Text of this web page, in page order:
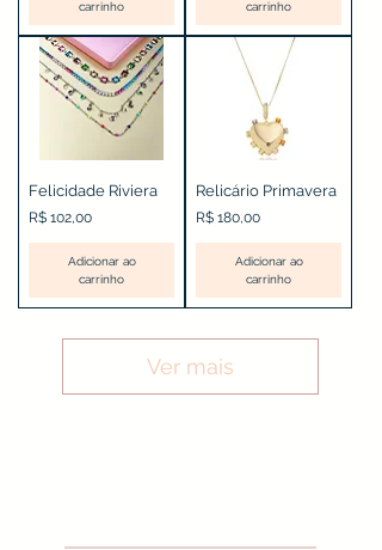
carrinho carrinho
Felicidade Riviera
Preço
R$ 102,00
Adicionar ao
carrinho
Relicário Primavera
Preço
R$ 180,00
Adicionar ao
carrinho
Ver mais